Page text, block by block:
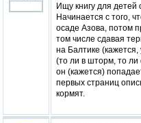
Ищу книгу для
Начинается с того,
осаде Азова, потом
том числе сдавая
на Балтике
(то ли в шторм, то
он (кажется)
первых страниц
кормят.